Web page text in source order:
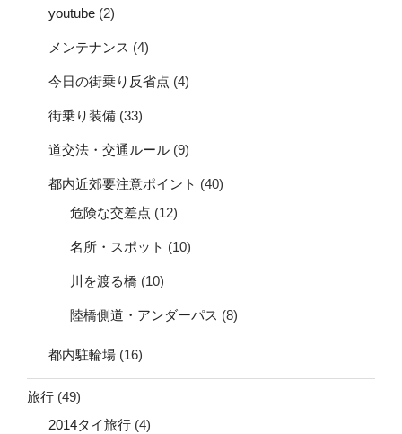
youtube (2)
メンテナンス (4)
今日の街乗り反省点 (4)
街乗り装備 (33)
道交法・交通ルール (9)
都内近郊要注意ポイント (40)
危険な交差点 (12)
名所・スポット (10)
川を渡る橋 (10)
陸橋側道・アンダーパス (8)
都内駐輪場 (16)
旅行 (49)
2014タイ旅行 (4)